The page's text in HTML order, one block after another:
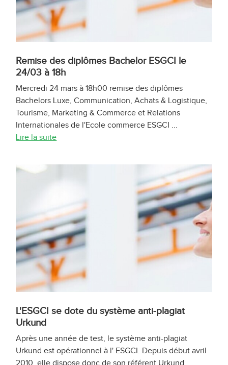
Remise des diplômes Bachelor ESGCI le
24/03 à 18h
Mercredi 24 mars à 18h00 remise des diplômes
Bachelors Luxe, Communication, Achats & Logistique,
Tourisme, Marketing & Commerce et Relations
Internationales de l'Ecole commerce ESGCI ...
Lire la suite
L'ESGCI se dote du système anti-plagiat
Urkund
Après une année de test, le système anti-plagiat
Urkund est opérationnel à l' ESGCI. Depuis début avril